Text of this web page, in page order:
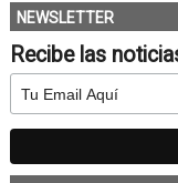
NEWSLETTER
Recibe las